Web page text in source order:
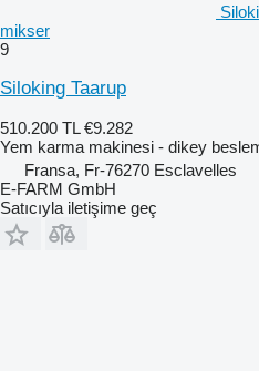
mikser
9
Siloking Taarup
510.200 TL €9.282
Yem karma makinesi - dikey
Fransa, Fr-76270 Esclavelles
E-FARM GmbH
Satıcıyla iletişime geç